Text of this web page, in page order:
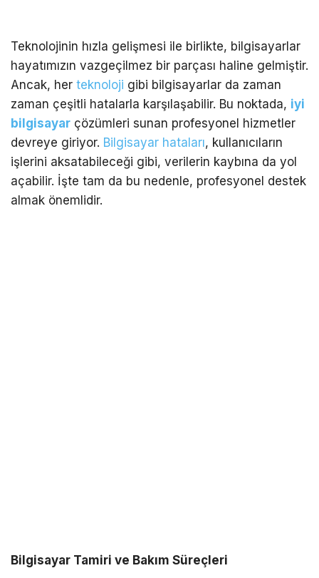
Teknolojinin hızla gelişmesi ile birlikte, bilgisayarlar
hayatımızın vazgeçilmez bir parçası haline gelmiştir.
Ancak, her teknoloji gibi bilgisayarlar da zaman
zaman çeşitli hatalarla karşılaşabilir. Bu noktada, iyi
bilgisayar çözümleri sunan profesyonel hizmetler
devreye giriyor. Bilgisayar hataları, kullanıcıların
işlerini aksatabileceği gibi, verilerin kaybına da yol
açabilir. İşte tam da bu nedenle, profesyonel destek
almak önemlidir.
Bilgisayar Tamiri ve Bakım Süreçleri